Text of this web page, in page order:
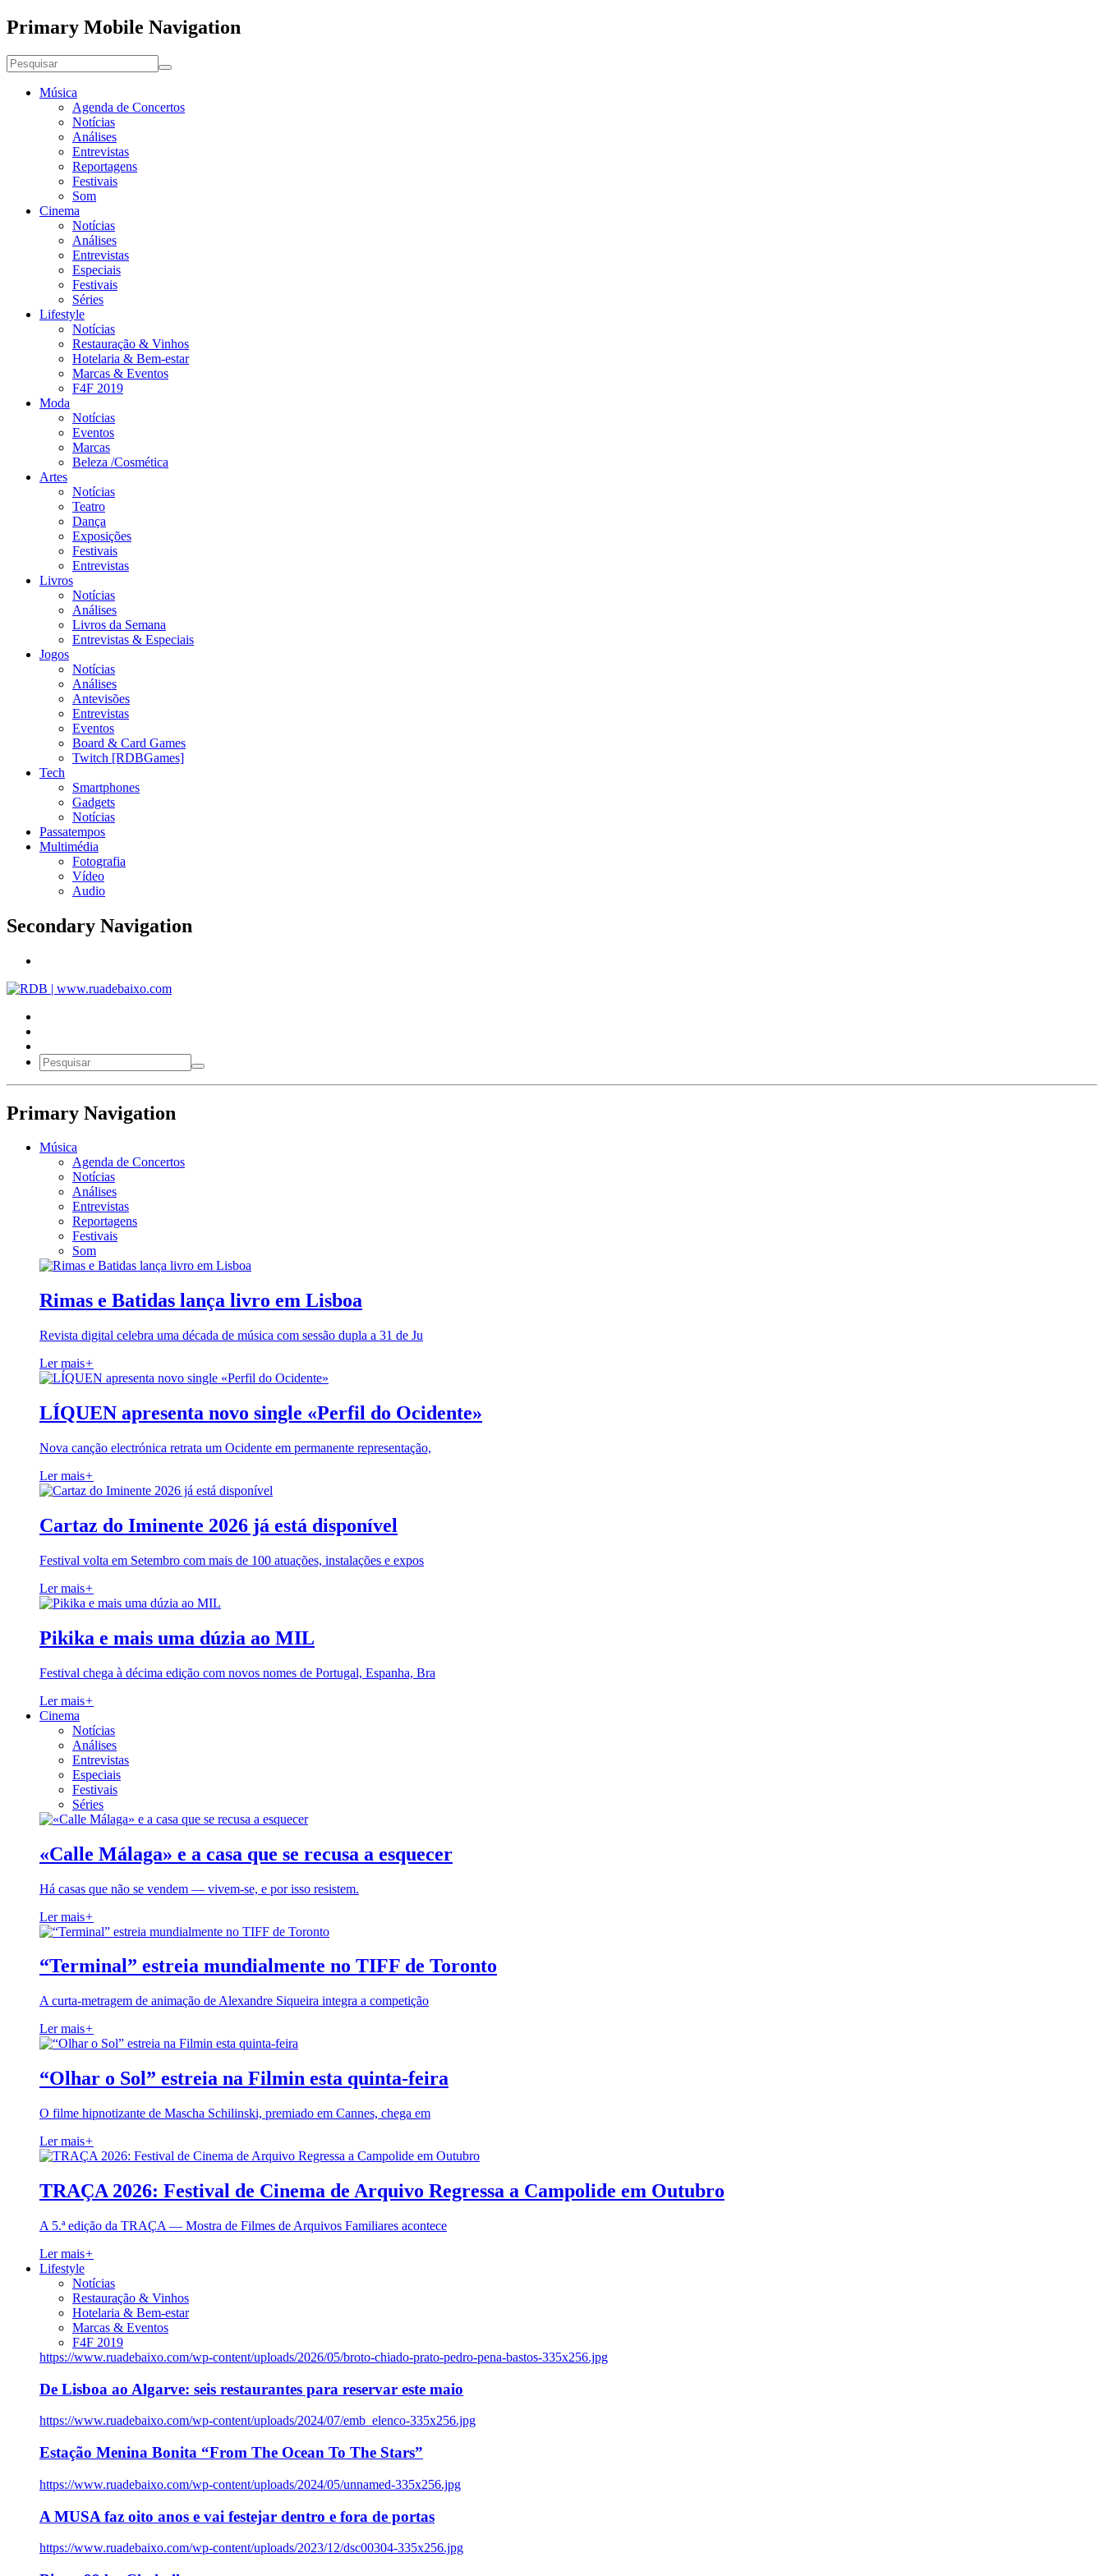
Primary Mobile Navigation
Música
Agenda de Concertos
Notícias
Análises
Entrevistas
Reportagens
Festivais
Som
Cinema
Notícias
Análises
Entrevistas
Especiais
Festivais
Séries
Lifestyle
Notícias
Restauração & Vinhos
Hotelaria & Bem-estar
Marcas & Eventos
F4F 2019
Moda
Notícias
Eventos
Marcas
Beleza /Cosmética
Artes
Notícias
Teatro
Dança
Exposições
Festivais
Entrevistas
Livros
Notícias
Análises
Livros da Semana
Entrevistas & Especiais
Jogos
Notícias
Análises
Antevisões
Entrevistas
Eventos
Board & Card Games
Twitch [RDBGames]
Tech
Smartphones
Gadgets
Notícias
Passatempos
Multimédia
Fotografia
Vídeo
Audio
Secondary Navigation
Primary Navigation
Música
Agenda de Concertos
Notícias
Análises
Entrevistas
Reportagens
Festivais
Som
Rimas e Batidas lança livro em Lisboa
Revista digital celebra uma década de música com sessão dupla a 31 de Ju
Ler mais+
LÍQUEN apresenta novo single «Perfil do Ocidente»
Nova canção electrónica retrata um Ocidente em permanente representação,
Ler mais+
Cartaz do Iminente 2026 já está disponível
Festival volta em Setembro com mais de 100 atuações, instalações e expos
Ler mais+
Pikika e mais uma dúzia ao MIL
Festival chega à décima edição com novos nomes de Portugal, Espanha, Bra
Ler mais+
Cinema
Notícias
Análises
Entrevistas
Especiais
Festivais
Séries
«Calle Málaga» e a casa que se recusa a esquecer
Há casas que não se vendem — vivem-se, e por isso resistem.
Ler mais+
“Terminal” estreia mundialmente no TIFF de Toronto
A curta-metragem de animação de Alexandre Siqueira integra a competição
Ler mais+
“Olhar o Sol” estreia na Filmin esta quinta-feira
O filme hipnotizante de Mascha Schilinski, premiado em Cannes, chega em
Ler mais+
TRAÇA 2026: Festival de Cinema de Arquivo Regressa a Campolide em Outubro
A 5.ª edição da TRAÇA — Mostra de Filmes de Arquivos Familiares acontece
Ler mais+
Lifestyle
Notícias
Restauração & Vinhos
Hotelaria & Bem-estar
Marcas & Eventos
F4F 2019
https://www.ruadebaixo.com/wp-content/uploads/2026/05/broto-chiado-prato-pedro-pena-bastos-335x256.jpg
De Lisboa ao Algarve: seis restaurantes para reservar este maio
https://www.ruadebaixo.com/wp-content/uploads/2024/07/emb_elenco-335x256.jpg
Estação Menina Bonita “From The Ocean To The Stars”
https://www.ruadebaixo.com/wp-content/uploads/2024/05/unnamed-335x256.jpg
A MUSA faz oito anos e vai festejar dentro e fora de portas
https://www.ruadebaixo.com/wp-content/uploads/2023/12/dsc00304-335x256.jpg